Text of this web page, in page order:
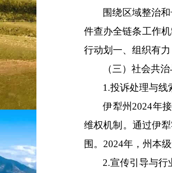
围绕区域整治
件查办全链条工作
行动划一、组织有
（三）社会共
1.投诉处理与线
伊犁州 2024年
维权机制。通过伊
围。 2024年，州本
2.宣传引导与行